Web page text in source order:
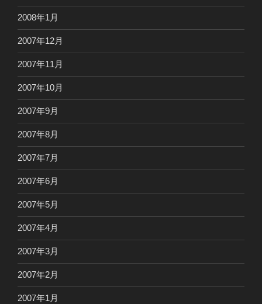
2008年1月
2007年12月
2007年11月
2007年10月
2007年9月
2007年8月
2007年7月
2007年6月
2007年5月
2007年4月
2007年3月
2007年2月
2007年1月